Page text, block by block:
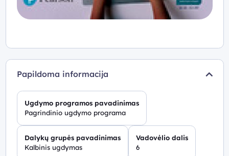
tvarumu, padedančios formuoti atsakingą ir sąmoningą
pasaulio pilietį.
Papildoma informacija
Ugdymo programos pavadinimas
Pagrindinio ugdymo programa
Dalykų grupės pavadinimas
Kalbinis ugdymas
Vadovėlio dalis
6